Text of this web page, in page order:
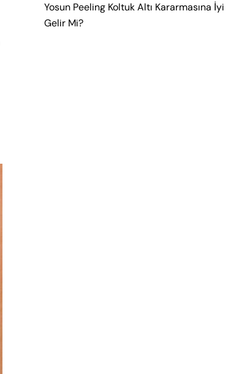
Yosun Peeling Koltuk Altı Kararmasına İyi
Gelir Mi?